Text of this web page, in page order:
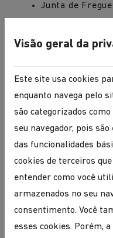
Junta de
Municipais
Junta de
Última Atualização 14
Visão geral da
Este site usa cookies
enquanto navega pelo
são categorizados
seu navegador, pois
das funcionalidades
cookies de terceiros
entender como você
armazenados no seu
consentimento. Você
esses cookies. Porém,